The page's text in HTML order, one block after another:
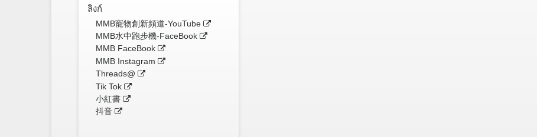
ลิงก์
MMB寵物創新頻道-YouTube
MMB水中跑步機-FaceBook
MMB FaceBook
MMB Instagram
Threads@
Tik Tok
小紅書
抖音